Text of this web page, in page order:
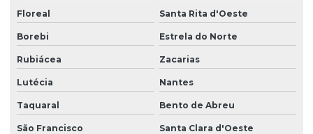
Floreal Santa Rita d'Oeste
Borebi Estrela do Norte
Rubiácea Zacarias
Lutécia Nantes
Taquaral Bento de Abreu
São Francisco Santa Clara d'Oeste